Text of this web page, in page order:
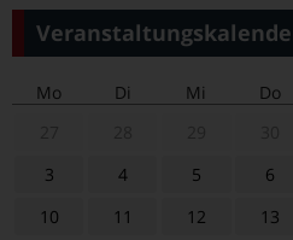
Mo Di Mi Do
3
4 5 6
10
11 12 13